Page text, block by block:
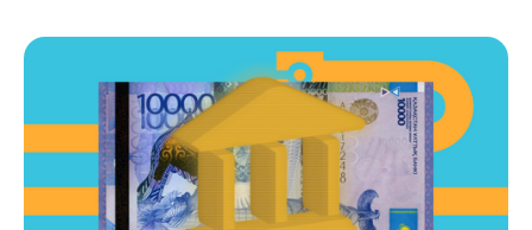
которого они потом получают удалённый
доступ к устройству. Как не стать жертвой
злоумышленников, рассказывает Валерий
Зубанов, управляющий директор "Лаборатории
Касперского" в Казахстане, Центральной Азии и
Монголии. Как